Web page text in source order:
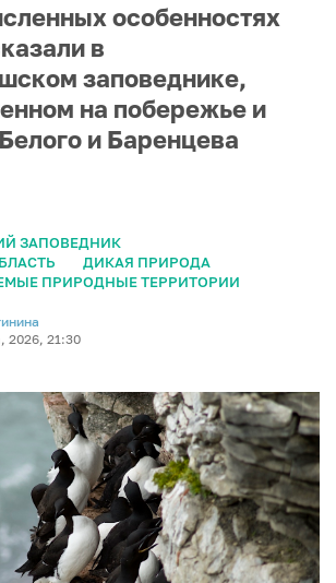
особенностях
в
заповеднике,
на побережье и
и Баренцева
ЗАПОВЕДНИК
ДИКАЯ ПРИРОДА
ПРИРОДНЫЕ ТЕРРИТОРИИ
2026, 21:30